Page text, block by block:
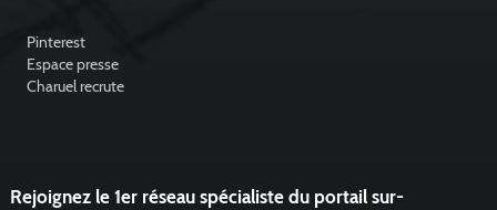
Pinterest
Espace presse
Charuel recrute
Rejoignez le 1er réseau spécialiste du portail sur-